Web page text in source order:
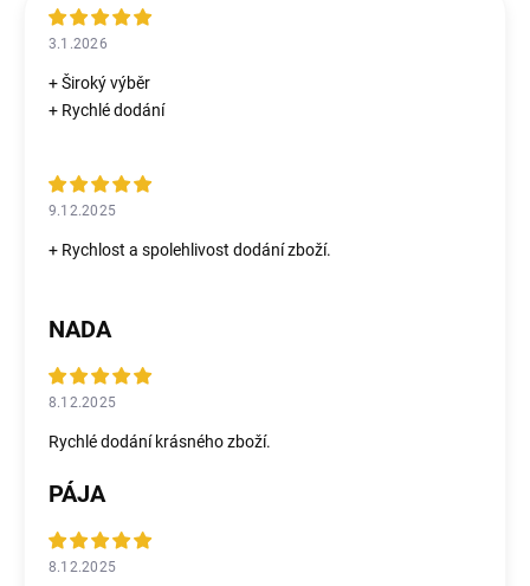
3.1.2026
+ Široký výběr
+ Rychlé dodání
9.12.2025
+ Rychlost a spolehlivost dodání zboží.
NADA
8.12.2025
Rychlé dodání krásného zboží.
PÁJA
8.12.2025